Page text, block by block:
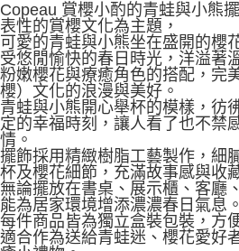
Copeau 賞櫻小酌的青蛙與小熊
表性的賞櫻文化為主題，
可愛的青蛙與小熊坐在盛開的櫻
受悠閒愉快的春日時光，洋溢著
粉嫩櫻花與療癒角色的搭配，完
櫻）文化的浪漫與美好。
青蛙與小熊開心舉杯的模樣，彷
定的幸福時刻，讓人看了也不禁
情。
擺飾採用精緻樹脂工藝製作，細
杯及櫻花細節，充滿故事感與收
無論擺放在書桌、展示櫃、客廳
能為居家環境增添濃濃春日氣息。
每件商品皆為獨立盒裝包裝，方
適合作為送給青蛙迷、櫻花愛好